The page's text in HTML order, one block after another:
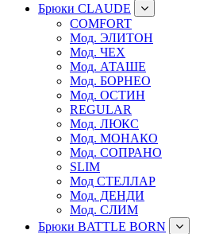
Брюки CLAUDE
COMFORT
Мод. ЭЛИТОН
Мод. ЧЕХ
Мод. АТАШЕ
Мод. БОРНЕО
Мод. ОСТИН
REGULAR
Мод. ЛЮКС
Мод. МОНАКО
Мод. СОПРАНО
SLIM
Мод СТЕЛЛАР
Мод. ДЕНДИ
Мод. СЛИМ
Брюки BATTLE BORN